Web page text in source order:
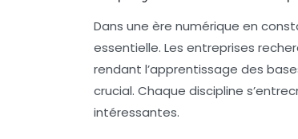
Dans une ère numérique en
essentielle. Les entreprises
rendant l’apprentissage des
crucial. Chaque discipline
intéressantes.